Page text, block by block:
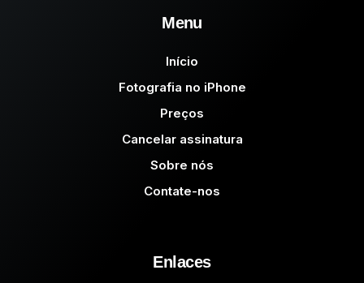
Menu
Início
Fotografia no iPhone
Preços
Cancelar assinatura
Sobre nós
Contate-nos
Enlaces